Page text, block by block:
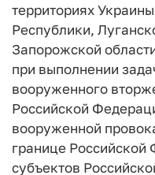
территориях
Республики,
Запорожской
при выполнении
вооруженного
Российской
вооруженной
границе Российской
субъектов